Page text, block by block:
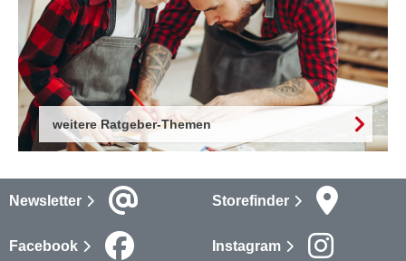
weitere Ratgeber-Themen
Newsletter Storefinder
Facebook Instagram